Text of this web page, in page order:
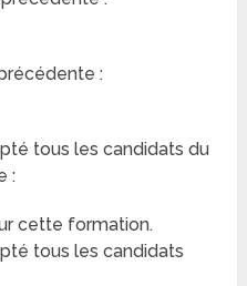
:
tous les candidats du
:
cette formation.
tous les candidats